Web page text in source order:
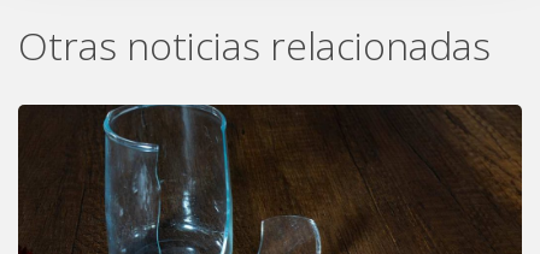
Otras noticias relacionadas